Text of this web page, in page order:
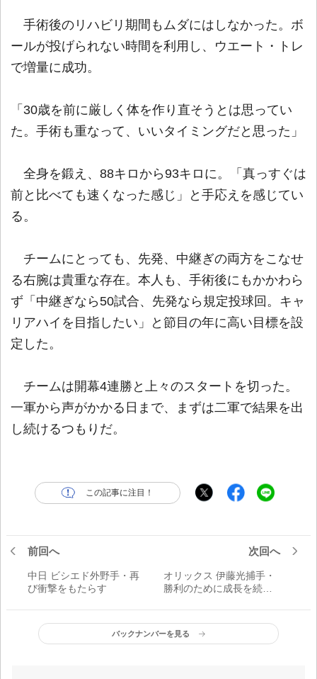
手術後のリハビリ期間もムダにはしなかった。ボ
ールが投げられない時間を利用し、ウエート・トレ
で増量に成功。
「30歳を前に厳しく体を作り直そうとは思ってい
た。手術も重なって、いいタイミングだと思った」
全身を鍛え、88キロから93キロに。「真っすぐは
前と比べても速くなった感じ」と手応えを感じてい
る。
チームにとっても、先発、中継ぎの両方をこなせ
る右腕は貴重な存在。本人も、手術後にもかかわら
ず「中継ぎなら50試合、先発なら規定投球回。キャ
リアハイを目指したい」と節目の年に高い目標を設
定した。
チームは開幕4連勝と上々のスタートを切った。
一軍から声がかかる日まで、まずは二軍で結果を出
し続けるつもりだ。
この記事に注目！
前回へ
中日 ビシエド外野手・再
び衝撃をもたらす
次回へ
オリックス 伊藤光捕手・
勝利のために成長を続け
バックナンバーを見る